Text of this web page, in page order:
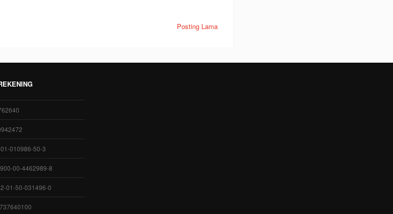
Posting Lama
010986-50-3
00-4462989-8
01-50-031496-0